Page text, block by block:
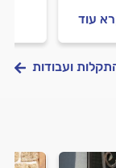
עוד
ועבודות